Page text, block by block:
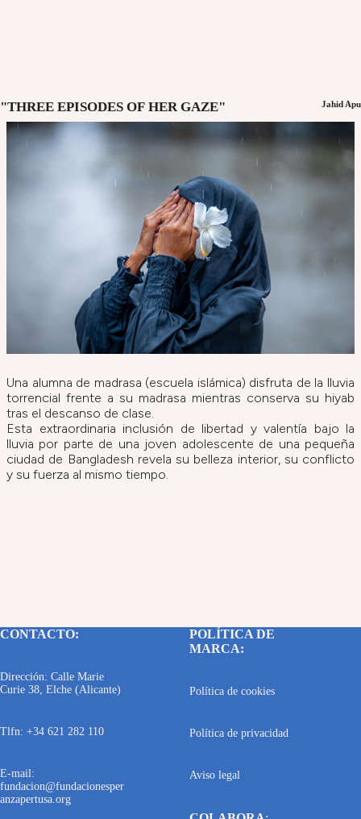
"THREE EPISODES OF HER GAZE" Jahid Apu
Una alumna de madrasa (escuela islámica) disfruta de la lluvia
torrencial frente a su madrasa mientras conserva su hiyab
tras el descanso de clase.
Esta extraordinaria inclusión de libertad y valentía bajo la
lluvia por parte de una joven adolescente de una pequeña
ciudad de Bangladesh revela su belleza interior, su conflicto
y su fuerza al mismo tiempo.
CONTACTO:
Dirección: Calle Marie
Curie 38, Elche (Alicante)
Tlfn: +34 621 282 110
E-mail:
fundacion@fundacionesper
anzapertusa.org
POLÍTICA DE
MARCA:
Política de cookies
Política de privacidad
Aviso legal